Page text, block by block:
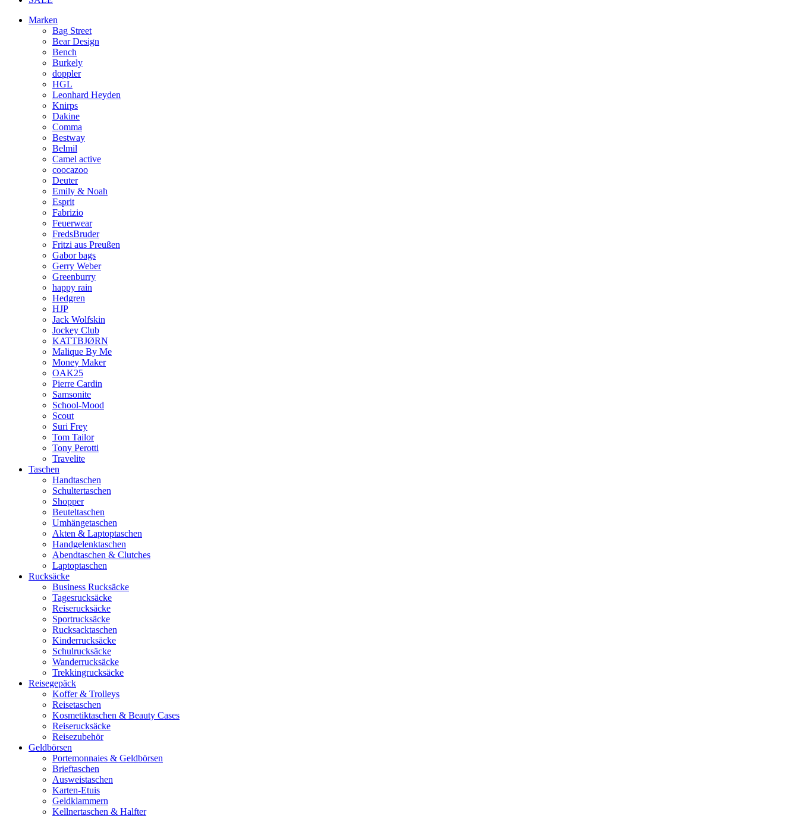
Marken
Bag Street
Bear Design
Bench
Burkely
doppler
HGL
Leonhard Heyden
Knirps
Dakine
Comma
Bestway
Belmil
Camel active
coocazoo
Deuter
Emily & Noah
Esprit
Fabrizio
Feuerwear
FredsBruder
Fritzi aus Preußen
Gabor bags
Gerry Weber
Greenburry
happy rain
Hedgren
HJP
Jack Wolfskin
Jockey Club
KATTBJØRN
Malique By Me
Money Maker
OAK25
Pierre Cardin
Samsonite
School-Mood
Scout
Suri Frey
Tom Tailor
Tony Perotti
Travelite
Taschen
Handtaschen
Schultertaschen
Shopper
Beuteltaschen
Umhängetaschen
Akten & Laptoptaschen
Handgelenktaschen
Abendtaschen & Clutches
Laptoptaschen
Rucksäcke
Business Rucksäcke
Tagesrucksäcke
Reiserucksäcke
Sportrucksäcke
Rucksacktaschen
Kinderrucksäcke
Schulrucksäcke
Wanderrucksäcke
Trekkingrucksäcke
Reisegepäck
Koffer & Trolleys
Reisetaschen
Kosmetiktaschen & Beauty Cases
Reiserucksäcke
Reisezubehör
Geldbörsen
Portemonnaies & Geldbörsen
Brieftaschen
Ausweistaschen
Karten-Etuis
Geldklammern
Kellnertaschen & Halfter